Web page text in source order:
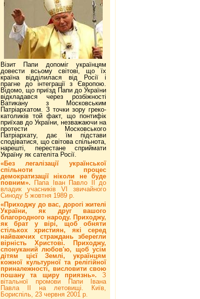
Візит Папи допоміг українцям
довести всьому світові, що їх
країна відділилася від Росії і
прагне до інтеграції з Європою.
Відомо, що приїзд Папи до України
відкладався через розбіжності
Ватикану з Московським
Патріархатом. З точки зору греко-
католиків той факт, що понтифік
приїхав до України, незважаючи на
протести Московського
Патріархату, дає їм підстави
сподіватися, що світова спільнота,
нарешті, перестане сприймати
Україну як сателіта Росії.
«Без легалізації української
спільноти процес
демократизації ніколи не буде
повним».
Папа Іван Павло ІІ до
владик учасників VI звичайного
Синоду 5 жовтня 1989 р.
«Приходжу до вас, дорогі жителі
України, як друг вашого
благородного народу. Приходжу,
як брат у вірі, щоб обняти
стількох християн, які серед
найважчих страждань зберегли
вірність Христові. Приходжу,
спонуканий любов'ю, щоб усім
дітям цієї Землі, українцям
кожної культурної та релігійної
приналежності, висловити свою
пошану та щиру приязнь». З
вітальної промови Папи Івана
Павла ІІ на летовищі. Київ,
Бориспіль, 23 червня 2001 р.